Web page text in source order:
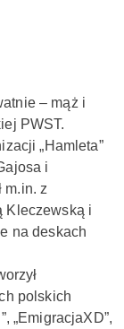
– mąż i
PWST.
„Hamleta”
i
m.in. z
Kleczewską i
na deskach
polskich
„EmigracjaXD”,